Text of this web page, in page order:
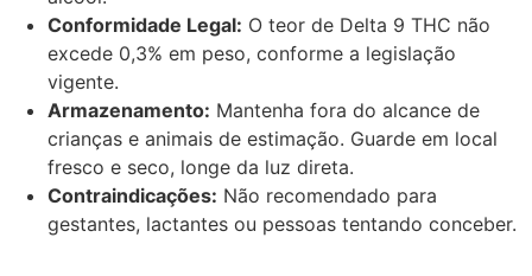
Conformidade Legal: O teor de Delta 9 THC não
excede 0,3% em peso, conforme a legislação
vigente.
Armazenamento: Mantenha fora do alcance de
crianças e animais de estimação. Guarde em local
fresco e seco, longe da luz direta.
Contraindicações: Não recomendado para
gestantes, lactantes ou pessoas tentando conceber.